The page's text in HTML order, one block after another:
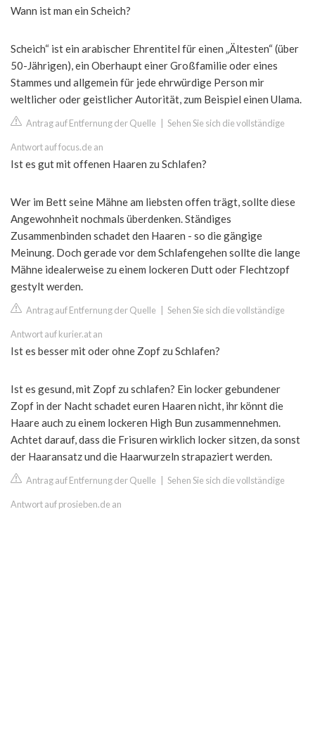
Wann ist man ein Scheich?
Scheich“ ist ein arabischer Ehrentitel für einen „Ältesten“ (über
50-Jährigen), ein Oberhaupt einer Großfamilie oder eines
Stammes und allgemein für jede ehrwürdige Person mir
weltlicher oder geistlicher Autorität, zum Beispiel einen Ulama.
Antrag auf Entfernung der Quelle Sehen Sie sich die vollständige
Antwort auf focus.de an
Ist es gut mit offenen Haaren zu Schlafen?
Wer im Bett seine Mähne am liebsten offen trägt, sollte diese
Angewohnheit nochmals überdenken. Ständiges
Zusammenbinden schadet den Haaren - so die gängige
Meinung. Doch gerade vor dem Schlafengehen sollte die lange
Mähne idealerweise zu einem lockeren Dutt oder Flechtzopf
gestylt werden.
Antrag auf Entfernung der Quelle Sehen Sie sich die vollständige
Antwort auf kurier.at an
Ist es besser mit oder ohne Zopf zu Schlafen?
Ist es gesund, mit Zopf zu schlafen? Ein locker gebundener
Zopf in der Nacht schadet euren Haaren nicht, ihr könnt die
Haare auch zu einem lockeren High Bun zusammennehmen.
Achtet darauf, dass die Frisuren wirklich locker sitzen, da sonst
der Haaransatz und die Haarwurzeln strapaziert werden.
Antrag auf Entfernung der Quelle Sehen Sie sich die vollständige
Antwort auf prosieben.de an